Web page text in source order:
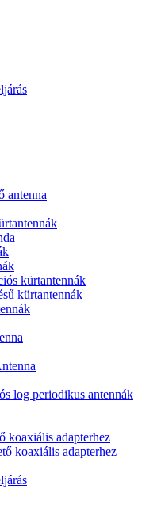
antenna
kürtantennák
kürtantennák
log periodikus antennák
koaxiális adapterhez
koaxiális adapterhez